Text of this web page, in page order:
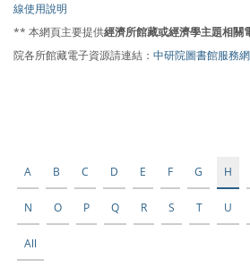
線使用說明
** 本網頁主要提供經濟所館藏或經濟學主題相關
院各所館藏電子資源請連結： 中研院圖書館服務網
A B C D E F G H
N O P Q R S T U
All